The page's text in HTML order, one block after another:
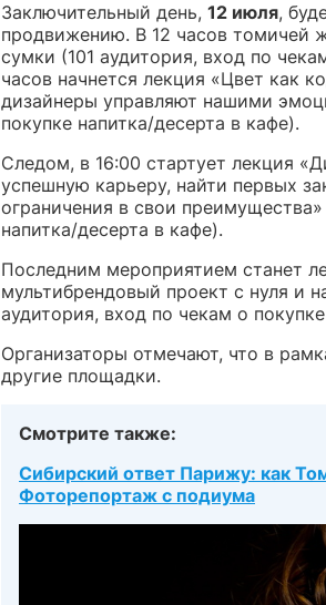
Заключительный день, 12 июля,
продвижению. В 12 часов томичей
сумки (101 аудитория, вход по
часов начнется лекция «Цвет как
дизайнеры управляют нашими
покупке напитка/десерта в кафе).
Следом, в 16:00 стартует лекция
успешную карьеру, найти первых
ограничения в свои
напитка/десерта в кафе).
Последним мероприятием станет
мультибрендовый проект с нуля и
аудитория, вход по чекам о
Организаторы отмечают, что в
другие площадки.
Смотрите также:
Сибирский ответ Парижу: как
Фоторепортаж с подиума